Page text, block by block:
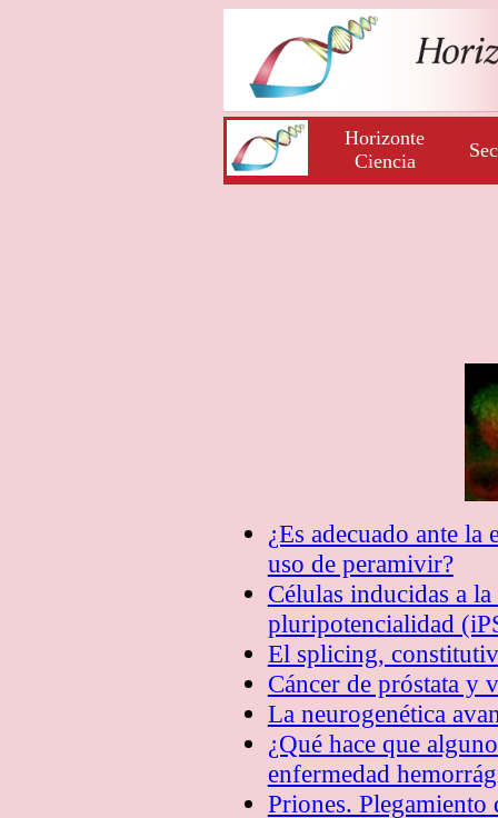
Horizonte
Ciencia
¿Es adecuado ante
uso de peramivir?
Células inducidas a
pluripotencialidad
El splicing,
Cáncer de próstata y
La neurogenética
¿Qué hace que
enfermedad
Priones. Plegamiento